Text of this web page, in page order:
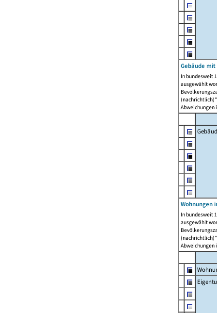
Gebäude mit
In bundesweit
ausgewählt
Abweichungen
Wohnungen
In bundesweit
ausgewählt
Abweichungen